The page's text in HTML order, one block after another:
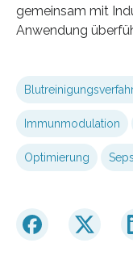
gemeinsam mit
Anwendung
Immunmodulation
Optimierung